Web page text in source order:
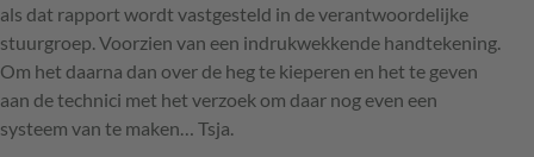
als dat rapport wordt vastgesteld in de verantwoordelijke
stuurgroep. Voorzien van een indrukwekkende handtekening.
Om het daarna dan over de heg te kieperen en het te geven
aan de technici met het verzoek om daar nog even een
systeem van te maken… Tsja.